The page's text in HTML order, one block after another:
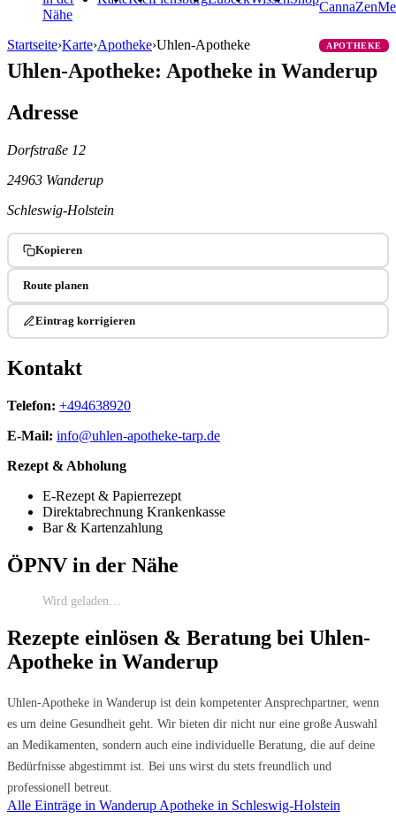
Nähe
CannaZen
Startseite›Karte›Apotheke›Uhlen-Apotheke APOTHEKE
Uhlen-Apotheke: Apotheke in Wanderup
Adresse
Dorfstraße 12
24963 Wanderup
Schleswig-Holstein
Kopieren
Route planen
Eintrag korrigieren
Kontakt
Telefon: +494638920
E-Mail: info@uhlen-apotheke-tarp.de
Rezept & Abholung
E-Rezept & Papierrezept
Direktabrechnung Krankenkasse
Bar & Kartenzahlung
ÖPNV in der Nähe
Wird geladen…
Rezepte einlösen & Beratung bei Uhlen-
Apotheke in Wanderup
Uhlen-Apotheke in Wanderup ist dein kompetenter Ansprechpartner, wenn
es um deine Gesundheit geht. Wir bieten dir nicht nur eine große Auswahl
an Medikamenten, sondern auch eine individuelle Beratung, die auf deine
Bedürfnisse abgestimmt ist. Bei uns wirst du stets freundlich und
professionell betreut.
Alle Einträge in Wanderup Apotheke in Schleswig-Holstein